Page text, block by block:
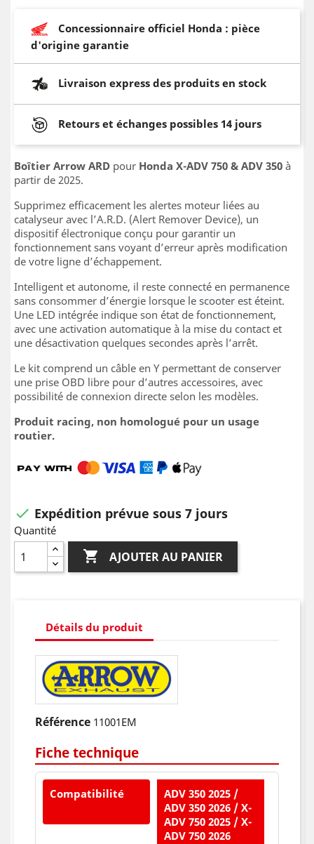
Concessionnaire officiel Honda : pièce
d'origine garantie
Livraison express des produits en stock
Retours et échanges possibles 14 jours
Boîtier Arrow ARD pour Honda X-ADV 750 & ADV 350 à
partir de 2025.
Supprimez efficacement les alertes moteur liées au
catalyseur avec l’A.R.D. (Alert Remover Device), un
dispositif électronique conçu pour garantir un
fonctionnement sans voyant d’erreur après modification
de votre ligne d’échappement.
Intelligent et autonome, il reste connecté en permanence
sans consommer d’énergie lorsque le scooter est éteint.
Une LED intégrée indique son état de fonctionnement,
avec une activation automatique à la mise du contact et
une désactivation quelques secondes après l’arrêt.
Le kit comprend un câble en Y permettant de conserver
une prise OBD libre pour d’autres accessoires, avec
possibilité de connexion directe selon les modèles.
Produit racing, non homologué pour un usage
routier.
 Expédition prévue sous 7 jours
Quantité
 AJOUTER AU PANIER
Détails du produit
Référence 11001EM
Fiche technique
Compatibilité
ADV 350 2025 /
ADV 350 2026 / X-
ADV 750 2025 / X-
ADV 750 2026